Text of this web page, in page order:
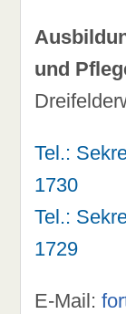
und
Tel.:
1730
Tel.:
1729
E-Mail: